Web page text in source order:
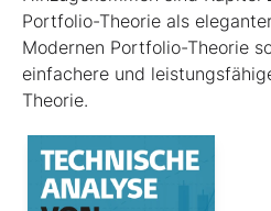
Portfolio-Theorie als
Modernen Portfolio-Theorie
einfachere und
Theorie.